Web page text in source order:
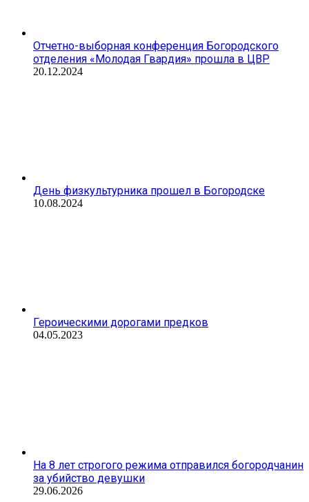
Отчетно-выборная конференция Богородского
отделения «Молодая Гвардия» прошла в ЦВР
20.12.2024
День физкультурника прошел в Богородске
10.08.2024
Героическими дорогами предков
04.05.2023
На 8 лет строгого режима отправился богородчанин
за убийство девушки
29.06.2026